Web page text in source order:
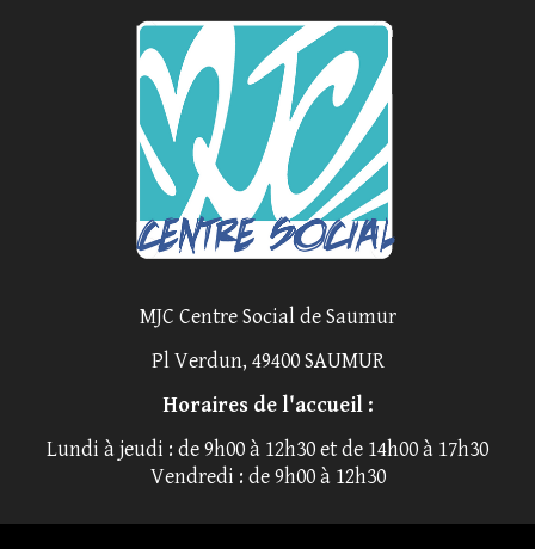
MJC Centre Social de Saumur
Pl Verdun, 49400 SAUMUR
Horaires de l'accueil :
Lundi à jeudi : de 9h00 à 12h30 et de 14h00 à 17h30
Vendredi : de 9h00 à 12h30